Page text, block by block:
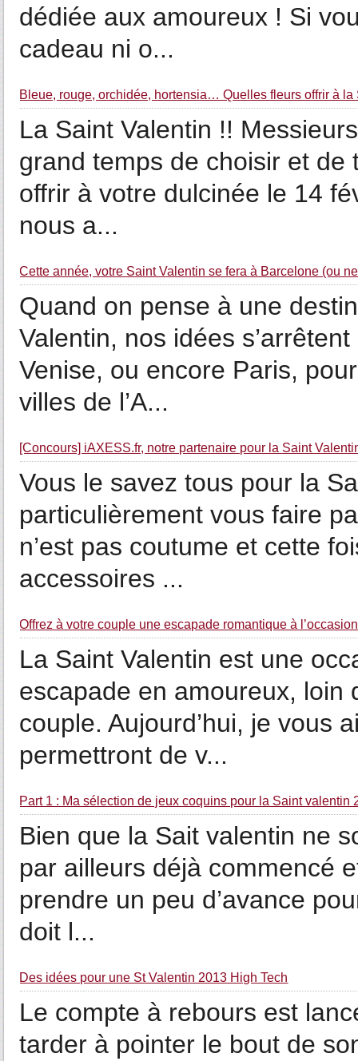
dédiée aux amoureux ! Si
cadeau ni o...
Bleue, rouge, orchidée, hortensia… Quelles fleurs offrir à la
La Saint Valentin !!
grand temps de choisir et
offrir à votre dulcinée le 14
nous a...
Cette année, votre Saint Valentin se fera à Barcelone (ou
Quand on pense à une
Valentin, nos idées
Venise, ou encore Paris,
villes de l’A...
[Concours] iAXESS.fr, notre partenaire pour la Saint
Vous le savez tous pour la
particulièrement vous faire
n’est pas coutume et cette
accessoires ...
Offrez à votre couple une escapade romantique à
La Saint Valentin est une
escapade en amoureux, loin
couple. Aujourd’hui, je vous
permettront de v...
Part 1 : Ma sélection de jeux coquins pour la Saint valentin
Bien que la Sait valentin ne
par ailleurs déjà commencé
prendre un peu d’avance
doit l...
Des idées pour une St Valentin 2013 High Tech
Le compte à rebours est
tarder à pointer le bout de